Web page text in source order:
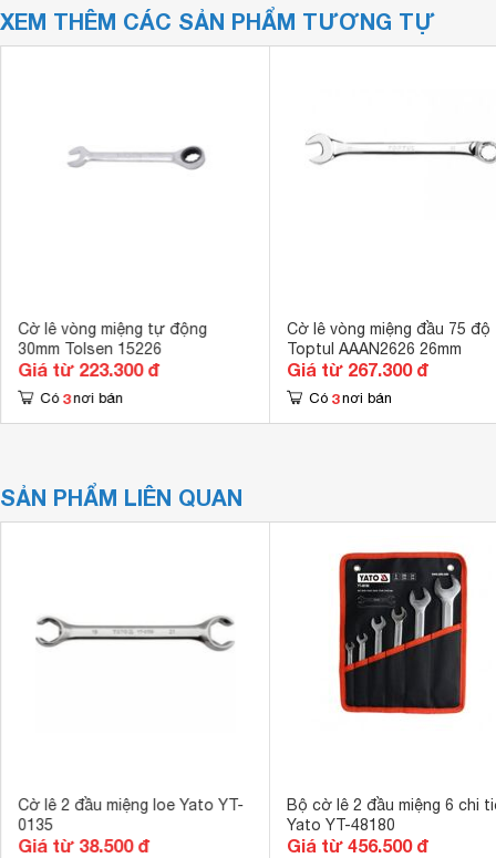
XEM THÊM CÁC SẢN PHẨM TƯƠNG TỰ
Cờ lê vòng miệng tự động
30mm Tolsen 15226
Giá từ 223.300 đ
Có 3 nơi bán
Cờ lê vòng miệng đầu 75 độ
Toptul AAAN2626 26mm
Giá từ 267.300 đ
Có 3 nơi bán
SẢN PHẨM LIÊN QUAN
Cờ lê 2 đầu miệng loe Yato YT-
0135
Giá từ 38.500 đ
Bộ cờ lê 2 đầu miệng 6 chi
Yato YT-48180
Giá từ 456.500 đ